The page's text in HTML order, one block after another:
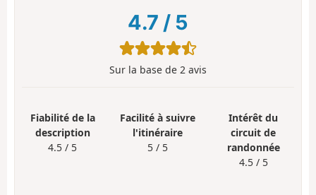
4.7 / 5
Sur la base de 2 avis
Fiabilité de la
description
4.5 / 5
Facilité à suivre
l'itinéraire
5 / 5
Intérêt du
circuit de
randonnée
4.5 / 5